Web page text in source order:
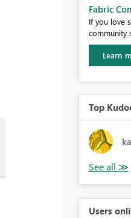
Fabric
If you love
community
Learn
Top
Users